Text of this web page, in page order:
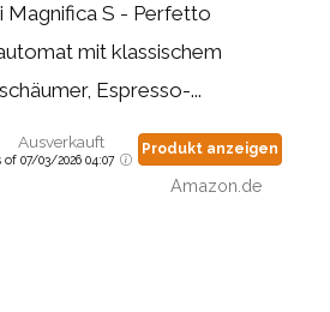
Magnifica S - Perfetto
mit klassischem
Espresso-...
Ausverkauft
of 07/03/2026 04:07
Produkt anzeigen
Amazon.de